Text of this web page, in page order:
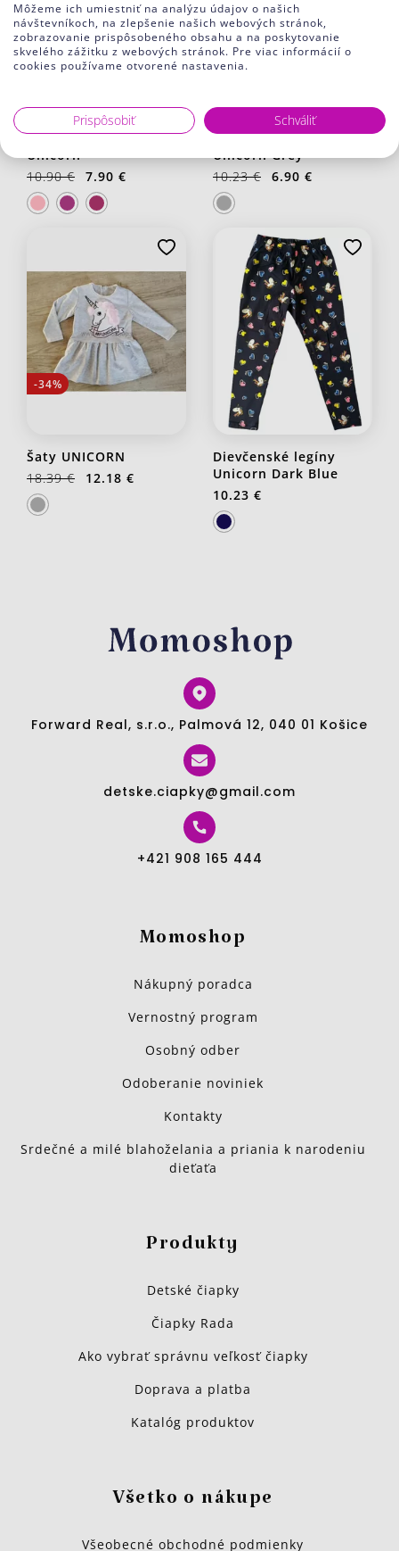
-28%
Šiltovka Minnie
Unicorn
10.90 €
7.90 €
-33%
Dievčenské legíny
Unicorn Grey
10.23 €
6.90 €
-34%
Šaty UNICORN
18.39 €
12.18 €
Dievčenské legíny
Unicorn Dark Blue
10.23 €
Forward Real, s.r.o., Palmová 12, 040 01 Košice
detske.ciapky@gmail.com
+421 908 165 444
Momoshop
Nákupný poradca
Vernostný program
Osobný odber
Odoberanie noviniek
Kontakty
Srdečné a milé blahoželania a priania k narodeniu
dieťaťa
Produkty
Detské čiapky
Čiapky Rada
Ako vybrať správnu veľkosť čiapky
Doprava a platba
Katalóg produktov
Všetko o nákupe
Všeobecné obchodné podmienky
Môžeme ich umiestniť na analýzu údajov o našich
návštevníkoch, na zlepšenie našich webových stránok,
zobrazovanie prispôsobeného obsahu a na poskytovanie
skvelého zážitku z webových stránok. Pre viac informácií o
cookies používame otvorené nastavenia.
Prispôsobiť Schváliť